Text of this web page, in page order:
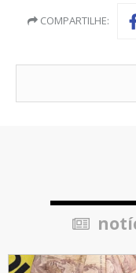
COMPARTILHE: